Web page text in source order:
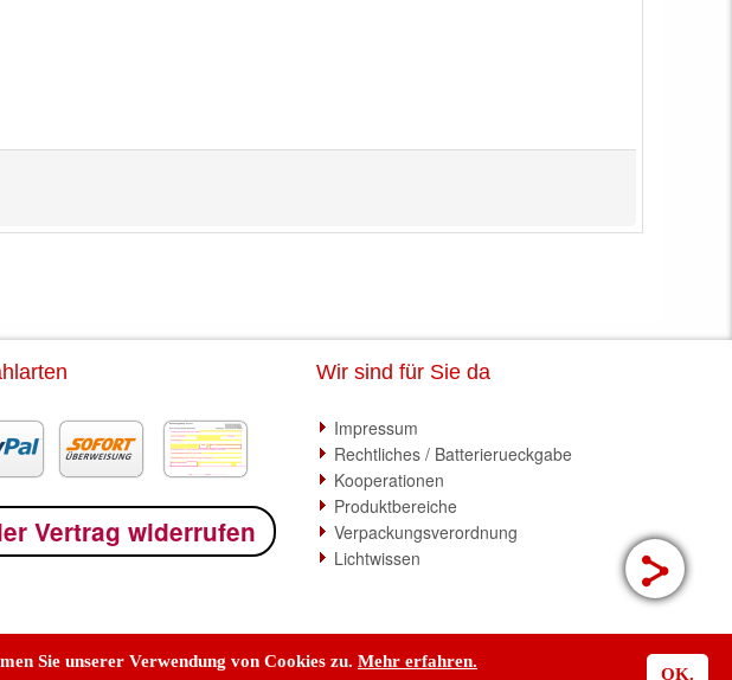
Sie unserer Verwendung von Cookies zu. Mehr erfahren.
OK.
Vertrag widerrufen
Wir sind für Sie da
Impressum
Rechtliches / Batterierueckgabe
Kooperationen
Produktbereiche
Verpackungsverordnung
Lichtwissen